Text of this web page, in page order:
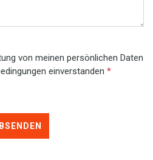
von meinen persönlichen Daten
einverstanden *